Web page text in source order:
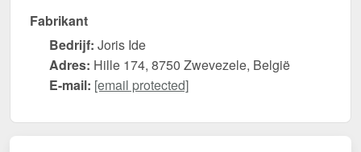
Fabrikant
Bedrijf: Joris Ide
Adres: Hille 174, 8750 Zwevezele, België
E-mail: [email protected]